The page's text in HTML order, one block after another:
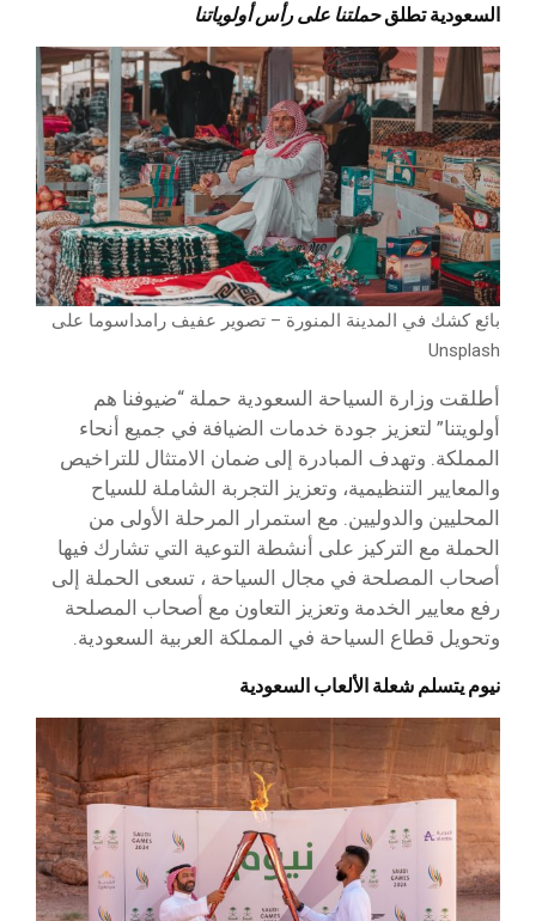
السعودية تطلقحملتنا على رأس أولوياتنا
بائع كشك في المدينة المنورة – تصوير عفيف رامداسوما على
Unsplash
أطلقت وزارة السياحة السعودية حملة “ضيوفنا هم
أولويتنا” لتعزيز جودة خدمات الضيافة في جميع أنحاء
المملكة. وتهدف المبادرة إلى ضمان الامتثال للتراخيص
والمعايير التنظيمية، وتعزيز التجربة الشاملة للسياح
المحليين والدوليين. مع استمرار المرحلة الأولى من
الحملة مع التركيز على أنشطة التوعية التي تشارك فيها
أصحاب المصلحة في مجال السياحة ، تسعى الحملة إلى
رفع معايير الخدمة وتعزيز التعاون مع أصحاب المصلحة
وتحويل قطاع السياحة في المملكة العربية السعودية.
نيوم يتسلم شعلة الألعاب السعودية